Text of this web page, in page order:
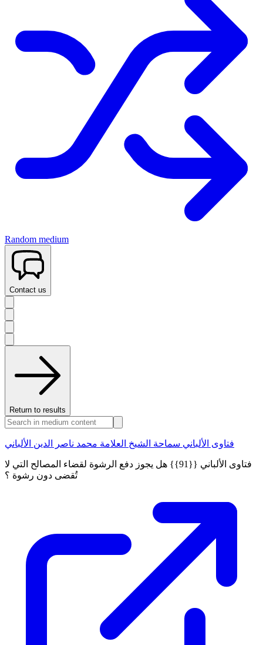
Random medium
Contact us
Return to results
فتاوى الألباني سماحة الشيخ العلامة محمد ناصر الدين الألباني
فتاوى الألباني {{91}} هل يجوز دفع الرشوة لقضاء المصالح التي لا
تُقضى دون رشوة ؟